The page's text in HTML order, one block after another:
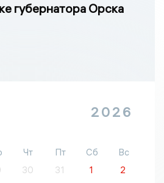
губернатора Орска
2026
Чт Пт Сб
Вс
30 31 1
2